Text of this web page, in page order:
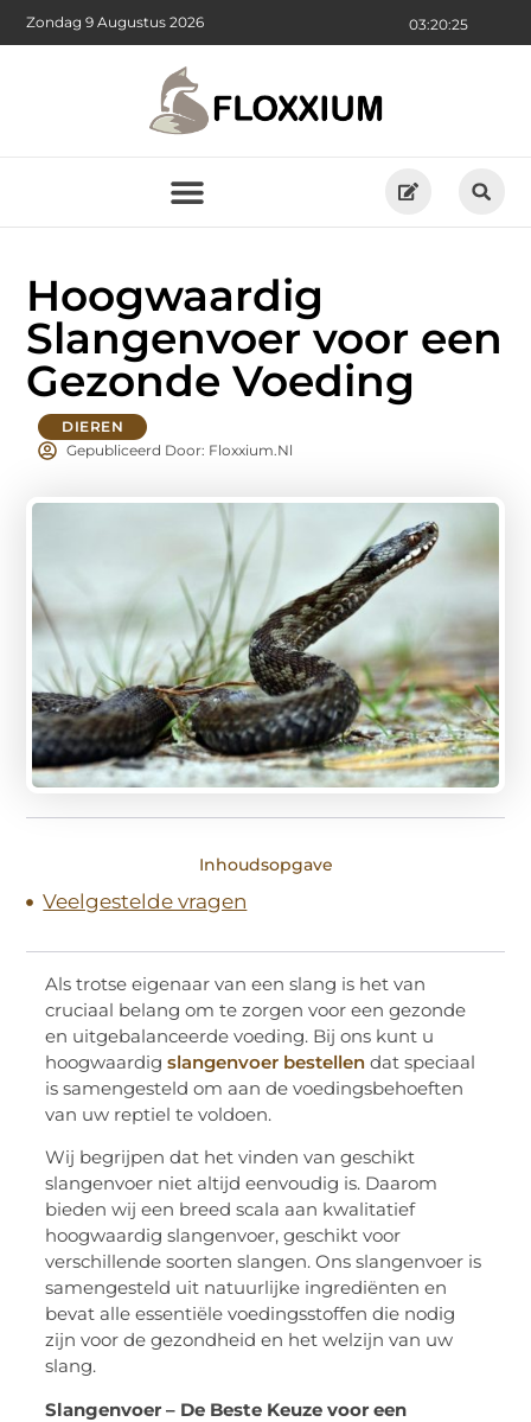
03:20:26
Zondag 9 Augustus 2026
Hoogwaardig
Slangenvoer voor een
Gezonde Voeding
DIEREN
Gepubliceerd Door: Floxxium.nl
Inhoudsopgave
Veelgestelde vragen
Als trotse eigenaar van een slang is het van
cruciaal belang om te zorgen voor een gezonde
en uitgebalanceerde voeding. Bij ons kunt u
hoogwaardigslangenvoer bestellen dat speciaal
is samengesteld om aan de voedingsbehoeften
van uw reptiel te voldoen.
Wij begrijpen dat het vinden van geschikt
slangenvoer niet altijd eenvoudig is. Daarom
bieden wij een breed scala aan kwalitatief
hoogwaardig slangenvoer, geschikt voor
verschillende soorten slangen. Ons slangenvoer is
samengesteld uit natuurlijke ingrediënten en
bevat alle essentiële voedingsstoffen die nodig
zijn voor de gezondheid en het welzijn van uw
slang.
Slangenvoer – De Beste Keuze voor een